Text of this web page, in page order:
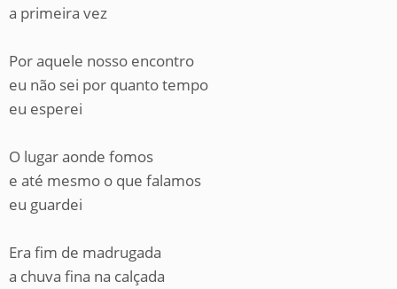
a primeira vez
Por aquele nosso encontro
eu não sei por quanto tempo
eu esperei
O lugar aonde fomos
e até mesmo o que falamos
eu guardei
Era fim de madrugada
a chuva fina na calçada